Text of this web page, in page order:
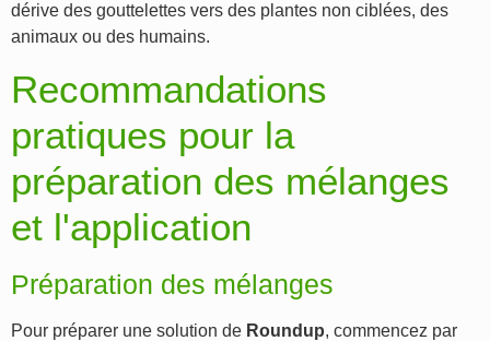
dérive des gouttelettes vers des plantes non ciblées, des
animaux ou des humains.
Recommandations
pratiques pour la
préparation des mélanges
et l'application
Préparation des mélanges
Pour préparer une solution de Roundup, commencez par